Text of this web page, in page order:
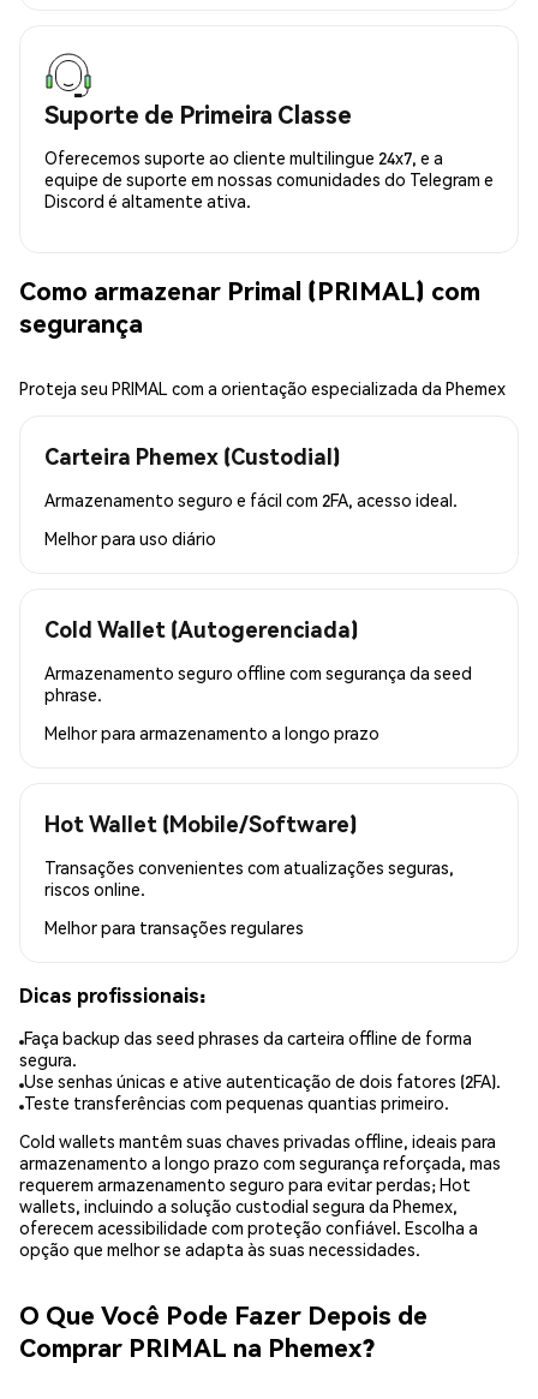
Suporte de Primeira Classe
Oferecemos suporte ao cliente multilingue 24x7, e a
equipe de suporte em nossas comunidades do Telegram e
Discord é altamente ativa.
Como armazenar Primal (PRIMAL) com
segurança
Proteja seu PRIMAL com a orientação especializada da Phemex
Carteira Phemex (Custodial)
Armazenamento seguro e fácil com 2FA, acesso ideal.
Melhor para uso diário
Cold Wallet (Autogerenciada)
Armazenamento seguro offline com segurança da seed
phrase.
Melhor para armazenamento a longo prazo
Hot Wallet (Mobile/Software)
Transações convenientes com atualizações seguras,
riscos online.
Melhor para transações regulares
Dicas profissionais:
Faça backup das seed phrases da carteira offline de forma
segura.
Use senhas únicas e ative autenticação de dois fatores (2FA).
Teste transferências com pequenas quantias primeiro.
Cold wallets mantêm suas chaves privadas offline, ideais para
armazenamento a longo prazo com segurança reforçada, mas
requerem armazenamento seguro para evitar perdas; Hot
wallets, incluindo a solução custodial segura da Phemex,
oferecem acessibilidade com proteção confiável. Escolha a
opção que melhor se adapta às suas necessidades.
O Que Você Pode Fazer Depois de
Comprar PRIMAL na Phemex?